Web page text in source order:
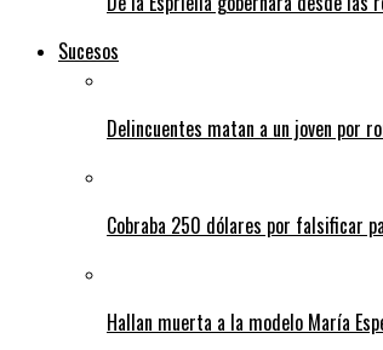
Sucesos
Delincuentes matan a un joven por
Cobraba 250 dólares por falsificar
Hallan muerta a la modelo María